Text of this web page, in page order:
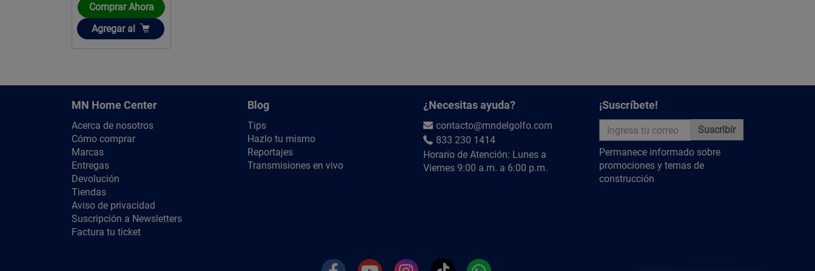
Comprar Ahora
Añadir
Agregar al
MN Home Center
Acerca de nosotros
Cómo comprar
Marcas
Entregas
Devolución
Tiendas
Aviso de privacidad
Suscripción a Newsletters
Factura tu ticket
Blog
Tips
Hazlo tu mismo
Reportajes
Transmisiones en vivo
¿Necesitas ayuda?
contacto@mndelgolfo.com
833 230 1414
Horario de Atención: Lunes a
Viernes 9:00 a.m. a 6:00 p.m.
¡Suscríbete!
Suscribir
Permanece informado sobre
promociones y temas de
construcción